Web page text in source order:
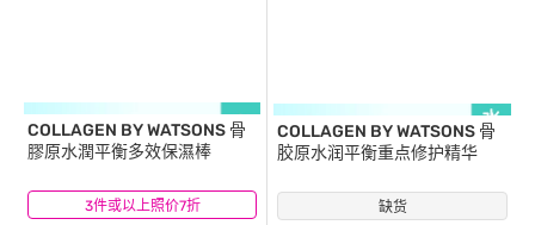
3件或以上照价7折
COLLAGEN BY WATSONS 骨
膠原水潤平衡多效保濕棒
(10) 缺货
COLLAGEN BY WATSONS 骨
胶原水润平衡重点修护精华
(5)